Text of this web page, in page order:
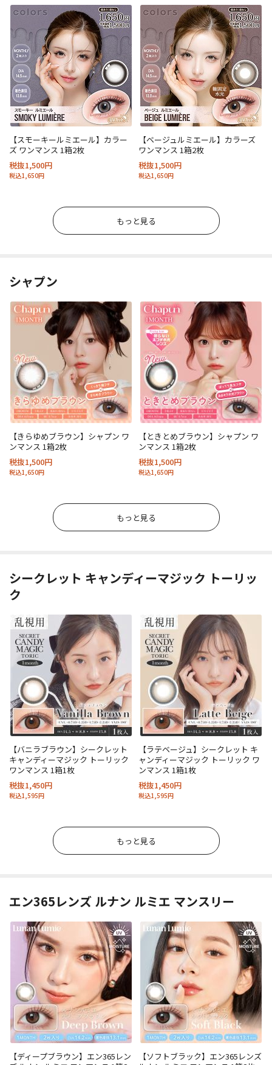
【スモーキールミエール】カラー
ズ ワンマンス 1箱2枚
税抜1,500円
税込1,650円
【ベージュルミエール】カラーズ
ワンマンス 1箱2枚
税抜1,500円
税込1,650円
もっと見る
シャプン
【きらゆめブラウン】シャプン ワ
ンマンス 1箱2枚
税抜1,500円
税込1,650円
【ときとめブラウン】シャプン ワ
ンマンス 1箱2枚
税抜1,500円
税込1,650円
もっと見る
シークレット キャンディーマジック トーリッ
ク
【バニラブラウン】シークレット
キャンディーマジック トーリック
ワンマンス 1箱1枚
税抜1,450円
税込1,595円
【ラテベージュ】シークレット キ
ャンディーマジック トーリック ワ
ンマンス 1箱1枚
税抜1,450円
税込1,595円
もっと見る
エン365レンズ ルナン ルミエ マンスリー
【ディープブラウン】エン365レン
【ソフトブラック】エン365レンズ